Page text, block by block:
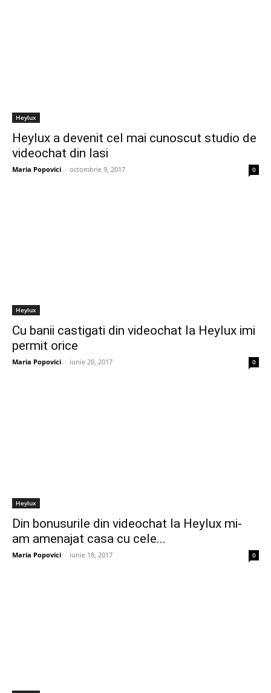
Heylux
Heylux a devenit cel mai cunoscut studio de
videochat din Iasi
Maria Popovici - octombrie 9, 2017 0
Heylux
Cu banii castigati din videochat la Heylux imi
permit orice
Maria Popovici - iunie 20, 2017 0
Heylux
Din bonusurile din videochat la Heylux mi-
am amenajat casa cu cele...
Maria Popovici - iunie 18, 2017 0